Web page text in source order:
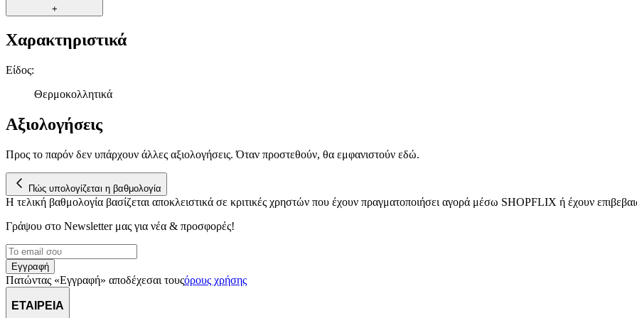
+
Χαρακτηριστικά
Είδος:
Θερμοκολλητικά
Αξιολογήσεις
Προς το παρόν δεν υπάρχουν άλλες αξιολογήσεις. Όταν προστεθούν, θα εμφανιστούν εδώ.
Πώς υπολογίζεται η βαθμολογία
Η τελική βαθμολογία βασίζεται αποκλειστικά σε κριτικές χρηστών που έχουν πραγματοποιήσει αγορά μέσω SHOPFLIX ή έχουν
Γράψου στο Νewsletter μας για νέα & προσφορές!
Εγγραφή
Πατώντας «Εγγραφή» αποδέχεσαι τουςόρους χρήσης
ΕΤΑΙΡΕΙΑ